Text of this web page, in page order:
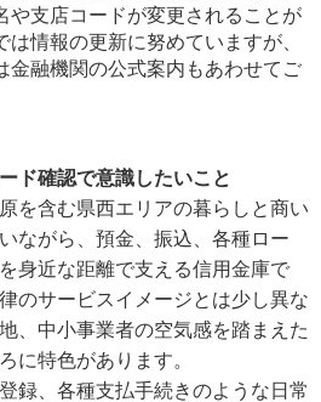
や支店コードが変更されることが
情報の更新に努めていますが、
金融機関の公式案内もあわせてご
ド確認で意識したいこと
を含む県西エリアの暮らしと商い
ながら、預金、振込、各種ロー
身近な距離で支える信用金庫で
のサービスイメージとは少し異な
、中小事業者の空気感を踏まえた
に特色があります。
録、各種支払手続きのような日常